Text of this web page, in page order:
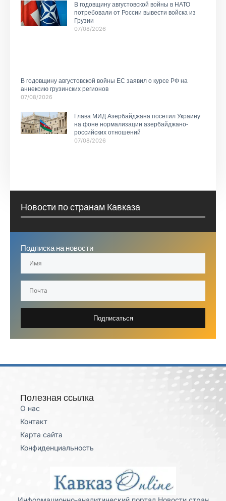
В годовщину августовской войны в НАТО
потребовали от России вывести войска из
Грузии
07/08/2026
В годовщину августовской войны ЕС заявил о курсе РФ на
аннексию грузинских регионов
07/08/2026
Глава МИД Азербайджана посетил Украину
на фоне нормализации азербайджано-
российских отношений
07/08/2026
Новости по странам Кавказа
Подписка на новости
Подписаться
Полезная ссылка
О нас
Контакт
Карта сайта
Конфиденциальность